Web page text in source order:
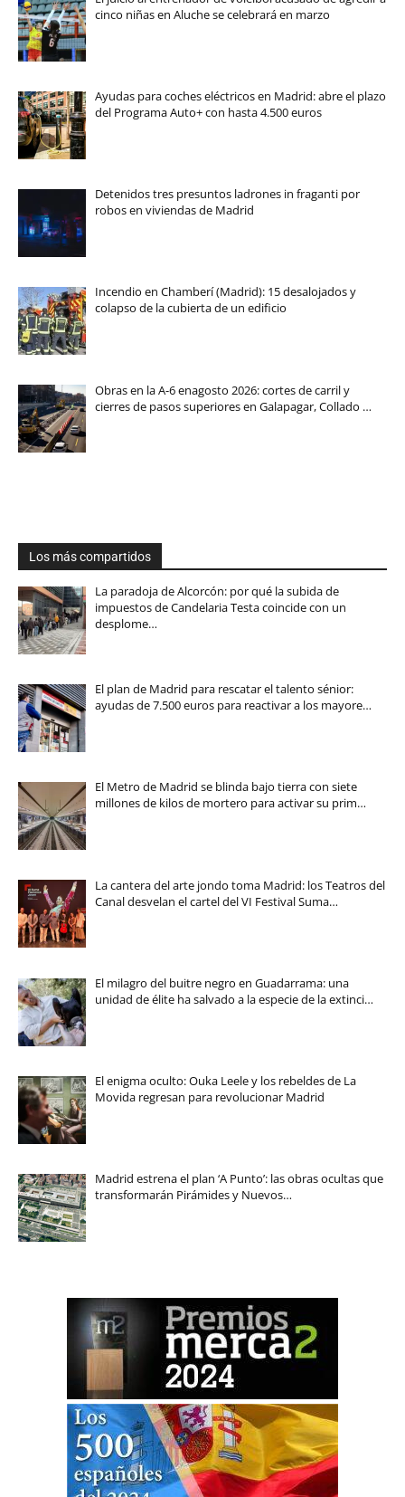
cinco niñas en Aluche se celebrará en marzo
Ayudas para coches eléctricos en Madrid: abre el plazo
del Programa Auto+ con hasta 4.500 euros
Detenidos tres presuntos ladrones in fraganti por
robos en viviendas de Madrid
Incendio en Chamberí (Madrid): 15 desalojados y
colapso de la cubierta de un edificio
Obras en la A-6 enagosto 2026: cortes de carril y
cierres de pasos superiores en Galapagar, Collado …
Los más compartidos
La paradoja de Alcorcón: por qué la subida de
impuestos de Candelaria Testa coincide con un
desplome…
El plan de Madrid para rescatar el talento sénior:
ayudas de 7.500 euros para reactivar a los mayore…
El Metro de Madrid se blinda bajo tierra con siete
millones de kilos de mortero para activar su prim…
La cantera del arte jondo toma Madrid: los Teatros del
Canal desvelan el cartel del VI Festival Suma…
El milagro del buitre negro en Guadarrama: una
unidad de élite ha salvado a la especie de la extinci…
El enigma oculto: Ouka Leele y los rebeldes de La
Movida regresan para revolucionar Madrid
Madrid estrena el plan ‘A Punto’: las obras ocultas que
transformarán Pirámides y Nuevos…